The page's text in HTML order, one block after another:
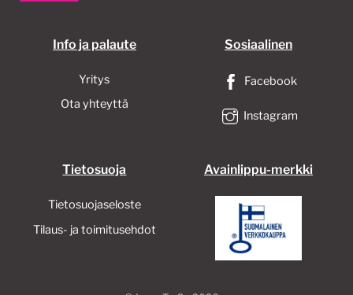
Info ja palaute
Yritys
Ota yhteyttä
Sosiaalinen
Facebook
Instagram
Tietosuoja
Tietosuojaseloste
Tilaus- ja toimitusehdot
Avainlippu-merkki